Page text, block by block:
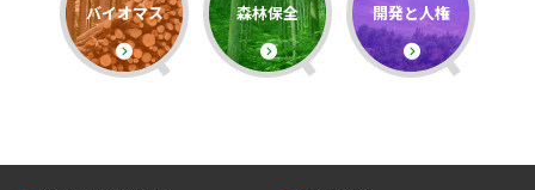
バイオマス 森林保全 開発と人権